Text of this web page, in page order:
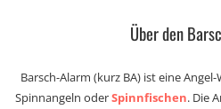
Über den
Barsch-Alarm (kurz BA) ist eine
Spinnangeln oderSpinnfischen. Die